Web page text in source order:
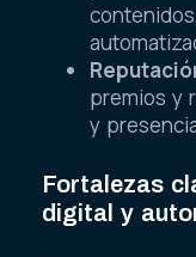
premios y
y
Fortalezas
digital y